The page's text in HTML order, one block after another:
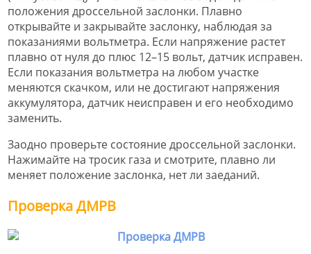
положения дроссельной заслонки. Плавно
открывайте и закрывайте заслонку, наблюдая за
показаниями вольтметра. Если напряжение растет
плавно от нуля до плюс 12–15 вольт, датчик исправен.
Если показания вольтметра на любом участке
меняются скачком, или не достигают напряжения
аккумулятора, датчик неисправен и его необходимо
заменить.
Заодно проверьте состояние дроссельной заслонки.
Нажимайте на тросик газа и смотрите, плавно ли
меняет положение заслонка, нет ли заеданий.
Проверка ДМРВ